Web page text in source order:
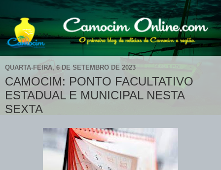
QUARTA-FEIRA, 6 DE SETEMBRO DE 2023
CAMOCIM: PONTO FACULTATIVO
ESTADUAL E MUNICIPAL NESTA
SEXTA